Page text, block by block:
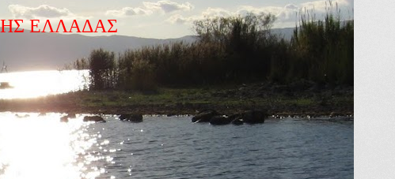
ΕΛΛΑΔΑΣ